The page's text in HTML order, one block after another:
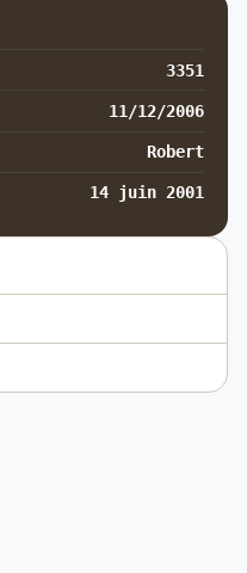
3351
11/12/2006
Robert
14 juin 2001